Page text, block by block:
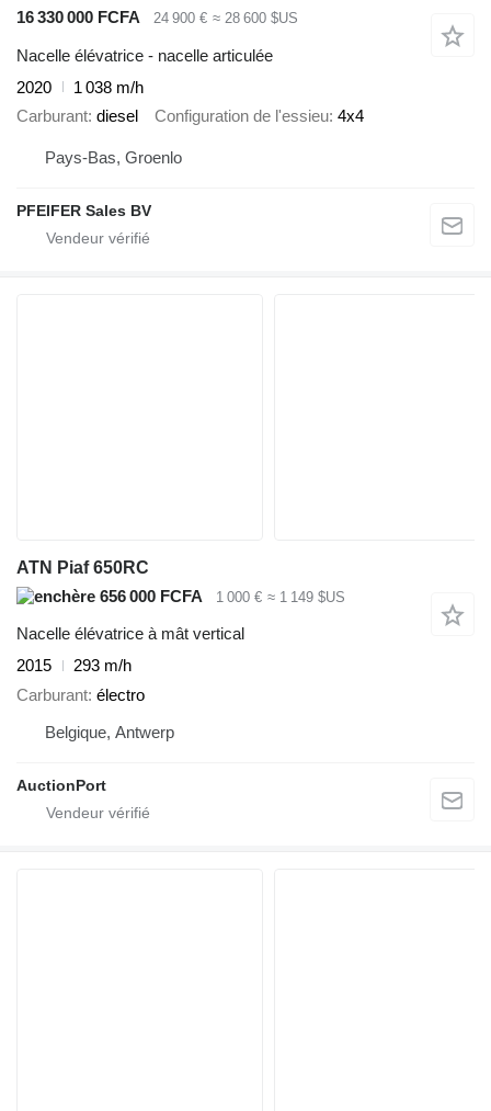
16 330 000 FCFA 24 900 € ≈ 28 600 $US
Nacelle élévatrice - nacelle articulée
2020
1 038 m/h
Carburant diesel Configuration de l'essieu 4x4
Pays-Bas, Groenlo
PFEIFER Sales BV
ATN Piaf 650RC
656 000 FCFA
1 000 € ≈ 1 149 $US
Nacelle élévatrice à mât vertical
2015
293 m/h
Carburant électro
Belgique, Antwerp
AuctionPort